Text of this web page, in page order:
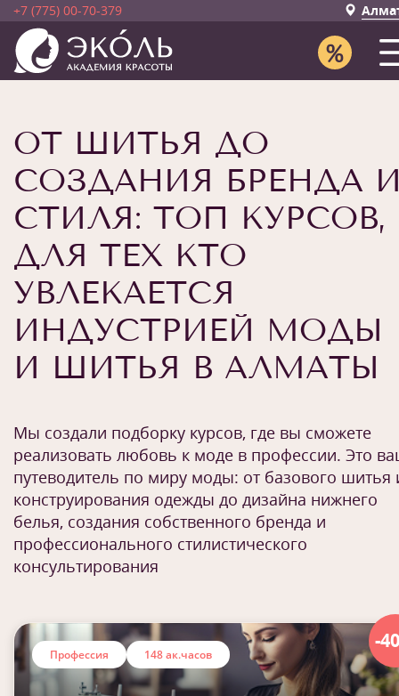
+7 (775) 00-70-379
ОТ ШИТЬЯ ДО
СОЗДАНИЯ БРЕНДА
СТИЛЯ: ТОП КУРСОВ,
ДЛЯ ТЕХ КТО
УВЛЕКАЕТСЯ
ИНДУСТРИЕЙ МОДЫ
И ШИТЬЯ В АЛМАТЫ
Мы создали подборку курсов, где вы сможете
реализовать любовь к моде в профессии. Это
путеводитель по миру моды: от базового шитья
конструирования одежды до дизайна нижнего
белья, создания собственного бренда и
профессионального стилистического
консультирования
-
Профессия 148 ак.часов